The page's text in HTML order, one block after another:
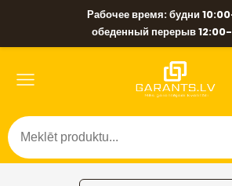
Рабочее время: будни
обеденный перерыв